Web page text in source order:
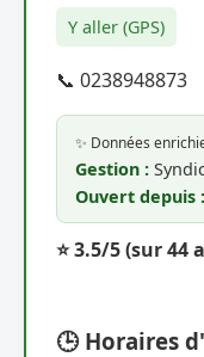
Y aller (GPS)
📞 0238948873
✨ Données
Gestion :
Ouvert depuis :
⭐ 3.5/5(sur 44
🕒 Horaires